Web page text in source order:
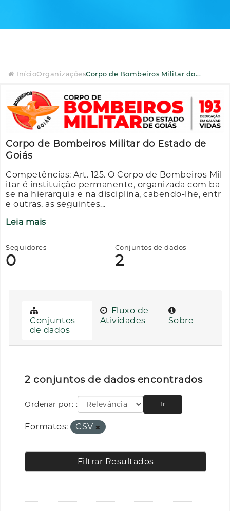
InícioOrganizaçõesCorpo de Bombeiros Militar do...
Corpo de Bombeiros Militar do Estado de
Goiás
Competências: Art. 125. O Corpo de Bombeiros Mil
itar é instituição permanente, organizada com ba
se na hierarquia e na disciplina, cabendo-lhe, entr
e outras, as seguintes...
Leia mais
Seguidores
0
Conjuntos de dados
2
Conjuntos
de dados
Fluxo de
Atividades
Sobre
2 conjuntos de dados encontrados
Ordenar por: Ir
Formatos: CSV
Filtrar Resultados